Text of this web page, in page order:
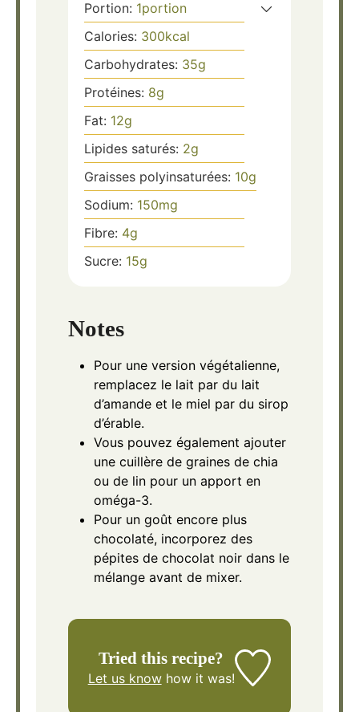
Portion: 1portion
Calories: 300kcal
Carbohydrates: 35g
Protéines: 8g
Fat: 12g
Lipides saturés: 2g
Graisses polyinsaturées: 10g
Sodium: 150mg
Fibre: 4g
Sucre: 15g
Notes
Pour une version végétalienne,
remplacez le lait par du lait
d’amande et le miel par du sirop
d’érable.
Vous pouvez également ajouter
une cuillère de graines de chia
ou de lin pour un apport en
oméga-3.
Pour un goût encore plus
chocolaté, incorporez des
pépites de chocolat noir dans le
mélange avant de mixer.
Tried this recipe?
Let us knowhow it was!